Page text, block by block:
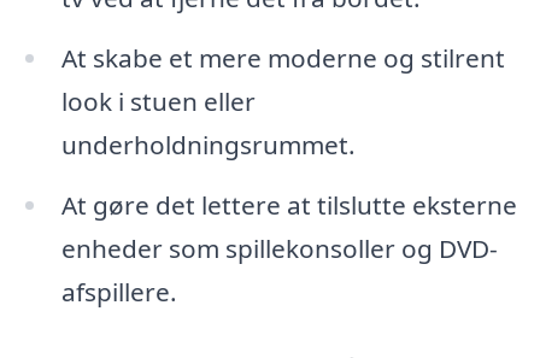
At skabe et mere moderne og stilrent
look i stuen eller
underholdningsrummet.
At gøre det lettere at tilslutte eksterne
enheder som spillekonsoller og DVD-
afspillere.